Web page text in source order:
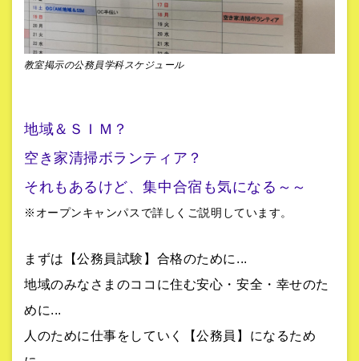
教室掲示の公務員学科スケジュール
地域＆ＳＩＭ？
空き家清掃ボランティア？
それもあるけど、集中合宿も気になる～～
※オープンキャンパスで詳しくご説明しています。
まずは【公務員試験】合格のために...
地域のみなさまのココに住む安心・安全・幸せのた
めに...
人のために仕事をしていく【公務員】になるため